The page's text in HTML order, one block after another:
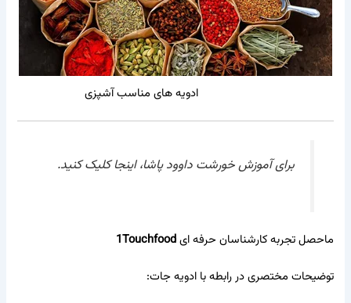
ادویه های مناسب آشپزی
برای آموزش خورشت داوود پاشا،اینجاکلیک کنید.
ماحصل تجربه کارشناسان حرفه ای1Touchfood
توضیحات مختصری در رابطه باادویه جات: